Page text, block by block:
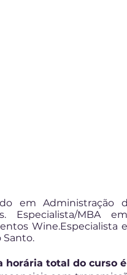
em Administração
Especialista/MBA
Wine.Especialista
Santo.
horária total do curso